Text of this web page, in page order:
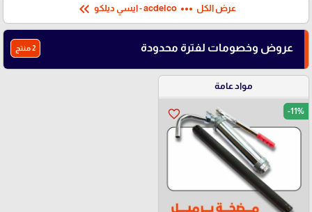
عرض الكل more_horiz
keyboard_double_arrow_left
عروض وخصومات لفترة محدودة 2 منتج
مواد عامة
favorite_border -11%